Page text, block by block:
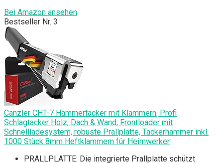
Bei Amazon ansehen
Bestseller Nr. 3
Canzler CHT-7 Hammertacker mit Klammern, Profi
Schlagtacker Holz, Dach & Wand, Frontloader mit
Schnellladesystem, robuste Prallplatte, Tackerhammer inkl.
1000 Stück 8mm Heftklammern für Heimwerker
PRALLPLATTE: Die integrierte Prallplatte schützt